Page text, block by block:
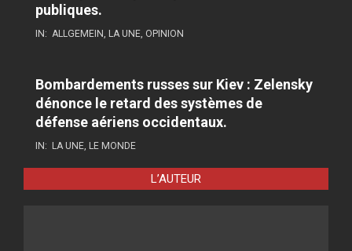
publiques.
IN: ALLGEMEIN, LA UNE, OPINION
Bombardements russes sur Kiev : Zelensky
dénonce le retard des systèmes de
défense aériens occidentaux.
IN: LA UNE, LE MONDE
L’AUTEUR